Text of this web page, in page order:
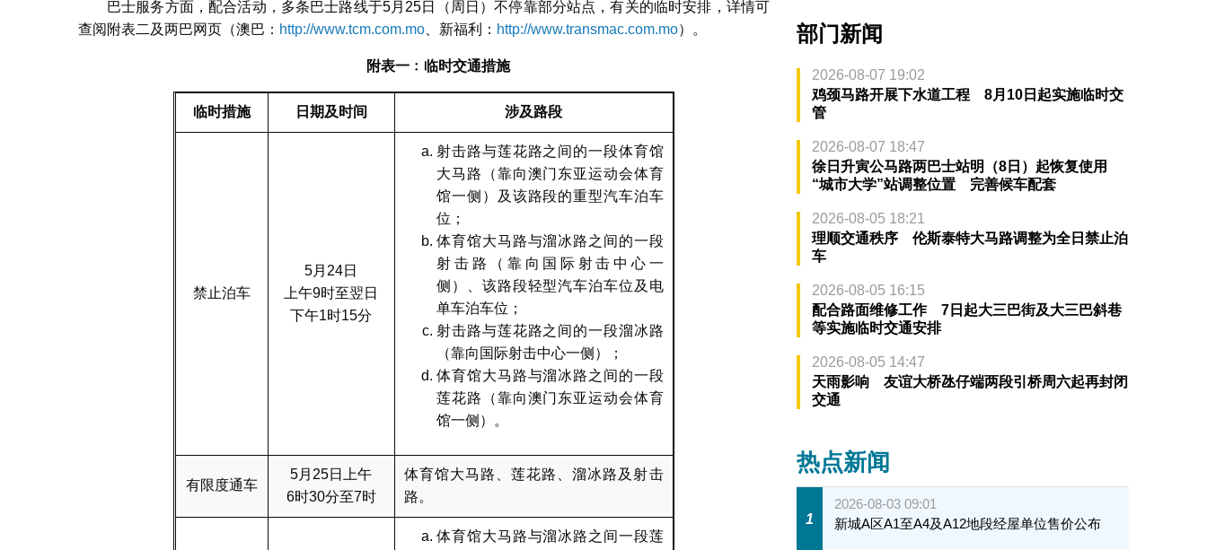
巴士服务方面，配合活动，多条巴士路线于5月25日（周日）不停靠部分站点，有关的临时安排，详情可
查阅附表二及两巴网页（澳巴： http://www.tcm.com.mo 、新福利： http://www.transmac.com.mo）。
附表一﹕ 临时交通措施
临时措施 日期及时间 涉及路段
禁止泊车
5月24日
上午9时至翌日
下午1时15分
射击路与莲花路之间的一段体育馆
大马路（靠向澳门东亚运动会体育
馆一侧）及该路段的重型汽车泊车
位；
体育馆大马路与溜冰路之间的一段
射击路（靠向国际射击中心一
侧）、该路段轻型汽车泊车位及电
单车泊车位；
射击路与莲花路之间的一段溜冰路
（靠向国际射击中心一侧）；
体育馆大马路与溜冰路之间的一段
莲花路（靠向澳门东亚运动会体育
馆一侧）。
有限度通车
5月25日上午
6时30分至7时
体育馆大马路、莲花路、溜冰路及射击
路。
体育馆大马路与溜冰路之间一段莲
部门新闻
2026-08-07 19:02
鸡颈马路开展下水道工程 8月10日起实施临时交
管
2026-08-07 18:47
徐日升寅公马路两巴士站明（8日）起恢复使用
“城市大学”站调整位置 完善候车配套
2026-08-05 18:21
理顺交通秩序 伦斯泰特大马路调整为全日禁止泊
车
2026-08-05 16:15
配合路面维修工作 7日起大三巴街及大三巴斜巷
等实施临时交通安排
2026-08-05 14:47
天雨影响 友谊大桥氹仔端两段引桥周六起再封闭
交通
热点新闻
1
2026-08-03 09:01
新城A区A1至A4及A12地段经屋单位售价公布